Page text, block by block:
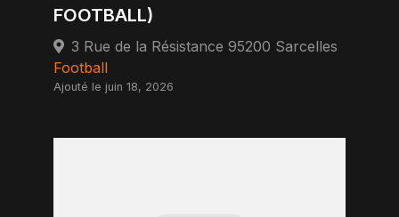
FOOTBALL)
3 Rue de la Résistance 95200 Sarcelles
Football
Ajouté le juin 18, 2026